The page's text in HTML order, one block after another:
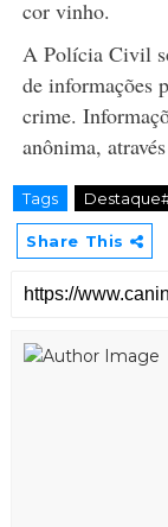
cor vinho.
A Polícia Civil
de informações
crime.
anônima,
Tags
Share This